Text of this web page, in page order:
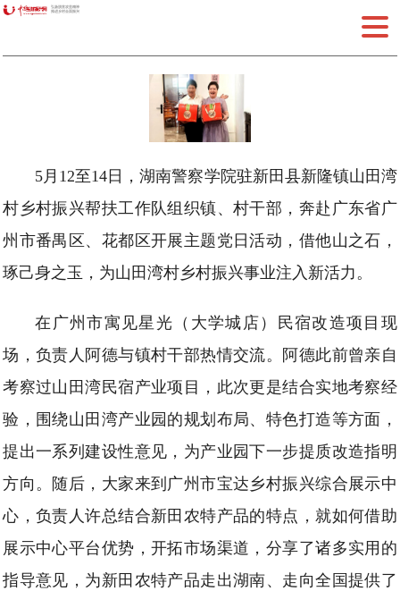
弘扬脱贫攻坚精神
推进乡村全面振兴
5月12至14日，湖南警察学院驻新田县新隆镇山田湾
村乡村振兴帮扶工作队组织镇、村干部，奔赴广东省广
州市番禺区、花都区开展主题党日活动，借他山之石，
琢己身之玉，为山田湾村乡村振兴事业注入新活力。
在广州市寓见星光（大学城店）民宿改造项目现
场，负责人阿德与镇村干部热情交流。阿德此前曾亲自
考察过山田湾民宿产业项目，此次更是结合实地考察经
验，围绕山田湾产业园的规划布局、特色打造等方面，
提出一系列建设性意见，为产业园下一步提质改造指明
方向。随后，大家来到广州市宝达乡村振兴综合展示中
心，负责人许总结合新田农特产品的特点，就如何借助
展示中心平台优势，开拓市场渠道，分享了诸多实用的
指导意见，为新田农特产品走出湖南、走向全国提供了